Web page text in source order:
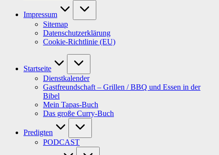
Impressum
Sitemap
Datenschutzerklärung
Cookie-Richtlinie (EU)
Startseite
Dienstkalender
Gastfreundschaft – Grillen / BBQ und Essen in der
Bibel
Mein Tapas-Buch
Das große Curry-Buch
Predigten
PODCAST